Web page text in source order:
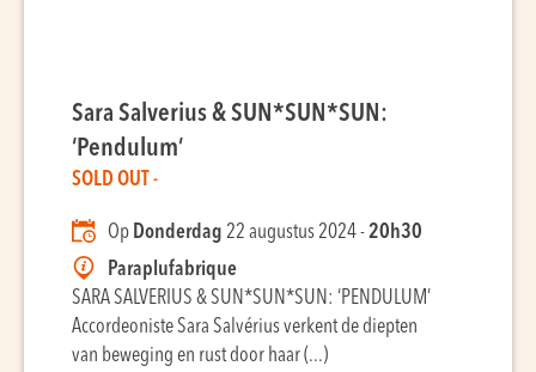
Sara Salverius & SUN*SUN*SUN:
‘Pendulum’
SOLD OUT -
Op Donderdag 22 augustus 2024 -20h30
Paraplufabrique
SARA SALVERIUS & SUN*SUN*SUN: ‘PENDULUM’
Accordeoniste Sara Salvérius verkent de diepten
van beweging en rust door haar (...)